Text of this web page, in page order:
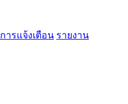
การแจ้งเตือน รายงาน